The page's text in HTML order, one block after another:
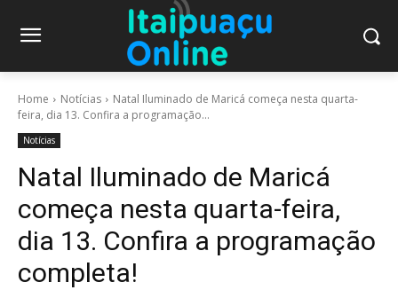
Home Notícias
Natal Iluminado de Maricá começa nesta quarta-
feira, dia 13. Confira a programação...
Notícias
Natal Iluminado de Maricá
começa nesta quarta-feira,
dia 13. Confira a programação
completa!